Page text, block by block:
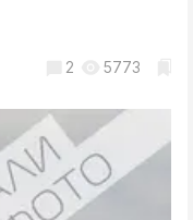
2 5773